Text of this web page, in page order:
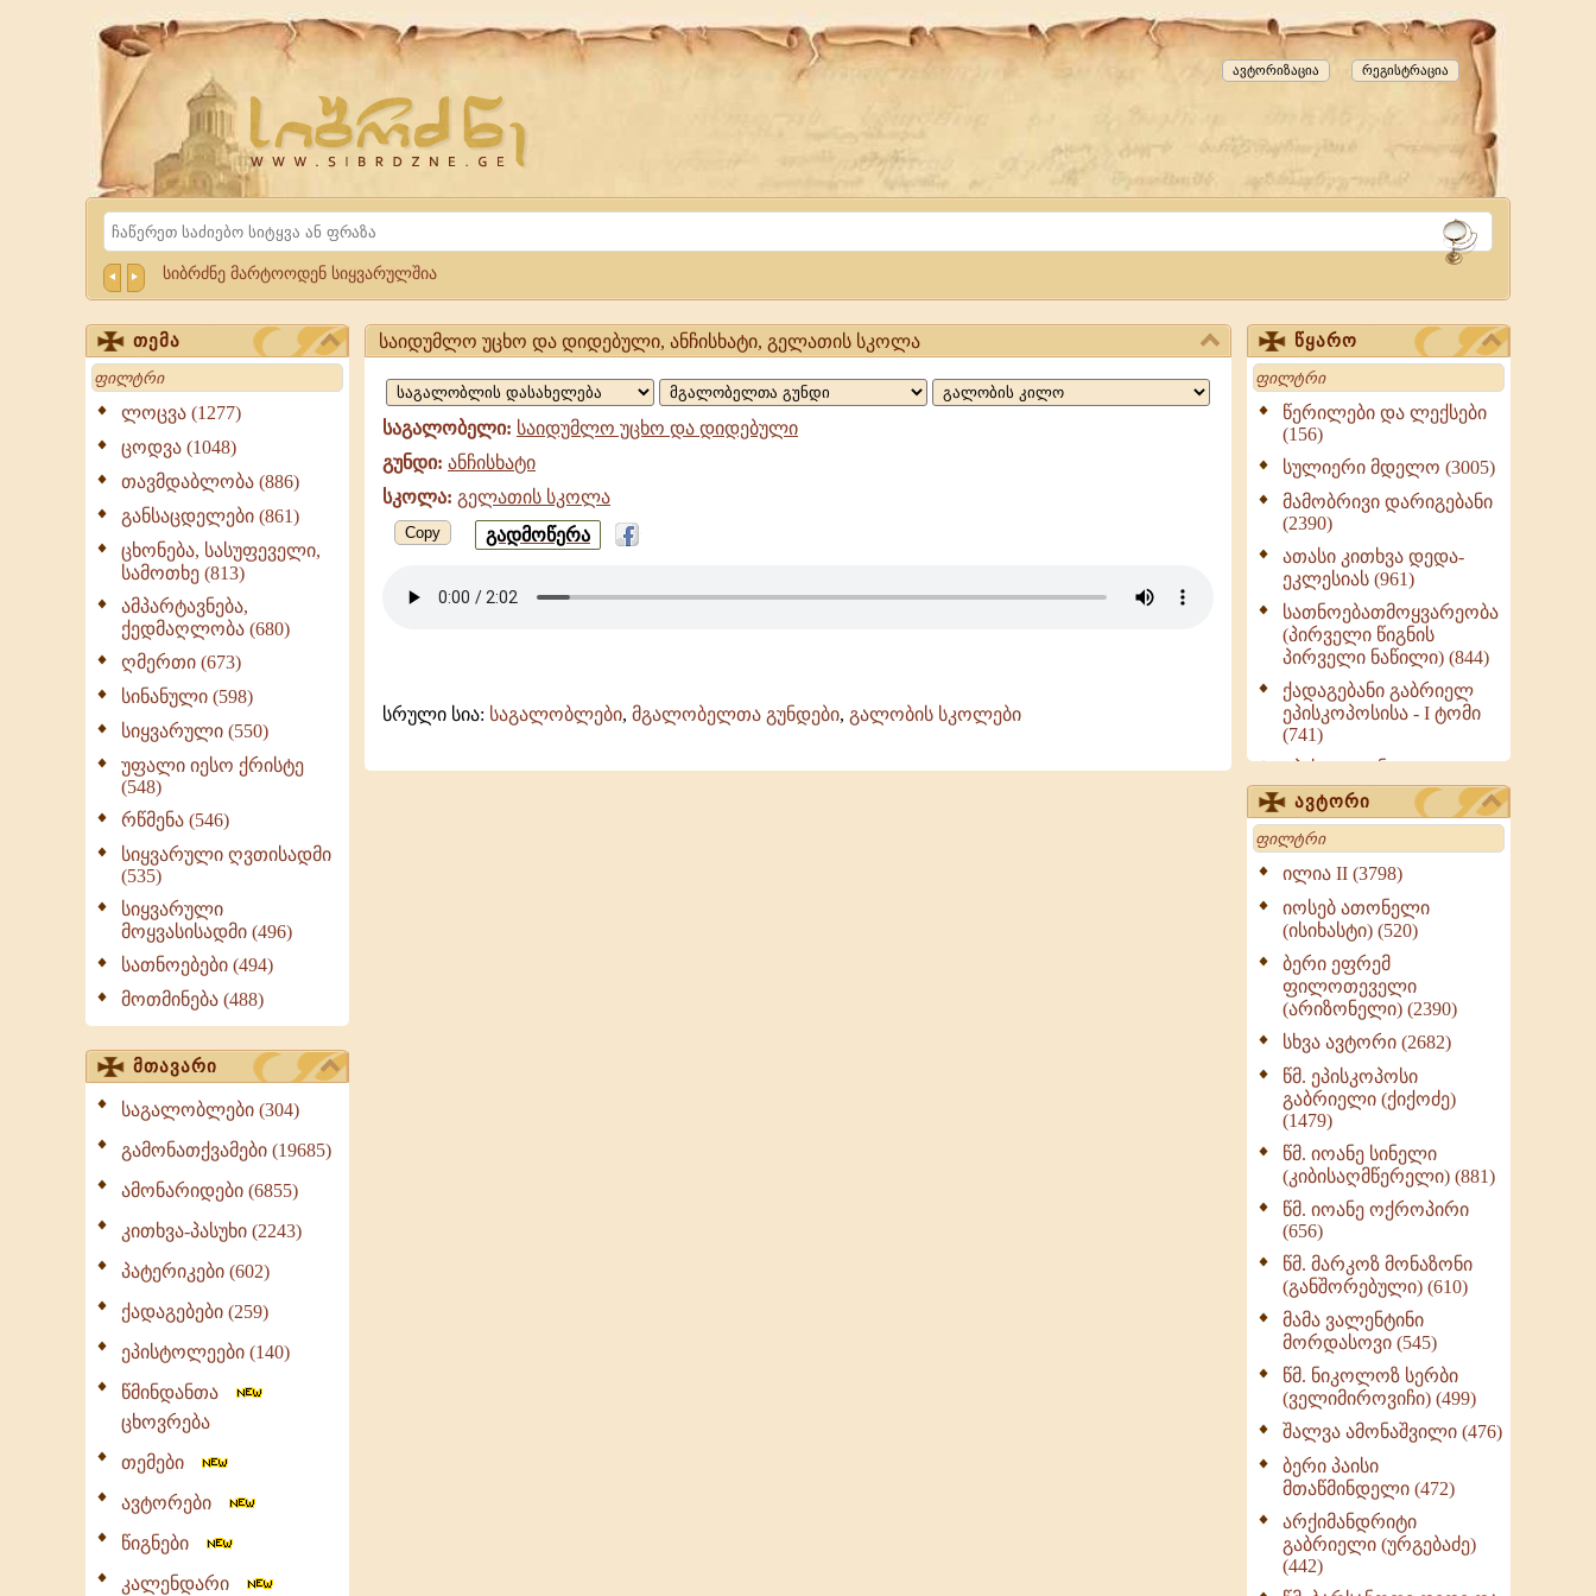
Website
Sibrdzne.ge
რეგისტრაცია
ავტორიზაცია
Search
სიბრძნე მარტოოდენ სიყვარულშია
თემა
Search
ლოცვა (1277)
ცოდვა (1048)
თავმდაბლობა (886)
განსაცდელები (861)
ცხონება, სასუფეველი,
სამოთხე (813)
ამპარტავნება,
ქედმაღლობა (680)
ღმერთი (673)
სინანული (598)
სიყვარული (550)
უფალი იესო ქრისტე
(548)
რწმენა (546)
სიყვარული ღვთისადმი
(535)
სიყვარული
მოყვასისადმი (496)
სათნოებები (494)
მოთმინება (488)
მთავარი
საგალობლები (304)
გამონათქვამები (19685)
ამონარიდები (6855)
კითხვა-პასუხი (2243)
პატერიკები (602)
ქადაგებები (259)
ეპისტოლეები (140)
წმინდანთა
ცხოვრება
თემები
ავტორები
წიგნები
კალენდარი
საიდუმლო
უცხო
და
დიდებული,
ანჩისხატი,
გელათის
საიდუმლო უცხო და დიდებული, ანჩისხატი, გელათის სკოლა
საგალობელი: საიდუმლო უცხო და დიდებული
გუნდი: ანჩისხატი
სკოლა: გელათის სკოლა
Copy გადმოწერა
სრული სია: საგალობლები, მგალობელთა გუნდები, გალობის სკოლები
წყარო
Search
წერილები და ლექსები
(156)
სულიერი მდელო (3005)
მამობრივი დარიგებანი
(2390)
ათასი კითხვა დედა-
ეკლესიას (961)
სათნოებათმოყვარეობა
(პირველი წიგნის
პირველი ნაწილი) (844)
ქადაგებანი გაბრიელ
ეპისკოპოსისა - I ტომი
(741)
ეპისტოლენი,
ქადაგებანი, სიტყვანი
(ნაწილი III) (723)
მოძღვრის ძალზე
სასარგებლო რჩევები
მრევლისათვის (545)
Wisdomge (514)
ქადაგებანი გაბრიელ
ეპისკოპოსისა - II ტომი
(370)
სულიერი ცხოვრების
სახელმძღვანელო -
ნაწილი II (369)
ღმერთი და ადამიანები
(287)
ბერის დიადემა (278)
მონაზვნური
გამოცდილების
ოთხი ასეული თავი
სიყვარულის შესახებ
(259)
ავტორი
Search
ილია II (3798)
იოსებ ათონელი
(ისიხასტი) (520)
ბერი ეფრემ
ფილოთეველი
(არიზონელი) (2390)
სხვა ავტორი (2682)
წმ. ეპისკოპოსი
გაბრიელი (ქიქოძე)
(1479)
წმ. იოანე სინელი
(კიბისაღმწერელი) (881)
წმ. იოანე ოქროპირი
(656)
წმ. მარკოზ მონაზონი
(განშორებული) (610)
მამა ვალენტინი
მორდასოვი (545)
წმ. ნიკოლოზ სერბი
(ველიმიროვიჩი) (499)
შალვა ამონაშვილი (476)
ბერი პაისი
მთაწმინდელი (472)
არქიმანდრიტი
გაბრიელი (ურგებაძე)
(442)